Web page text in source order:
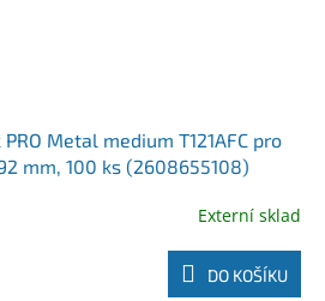
Metal medium T121AFC pro
mm, 100 ks (2608655108)
Externí sklad
DO KOŠÍKU